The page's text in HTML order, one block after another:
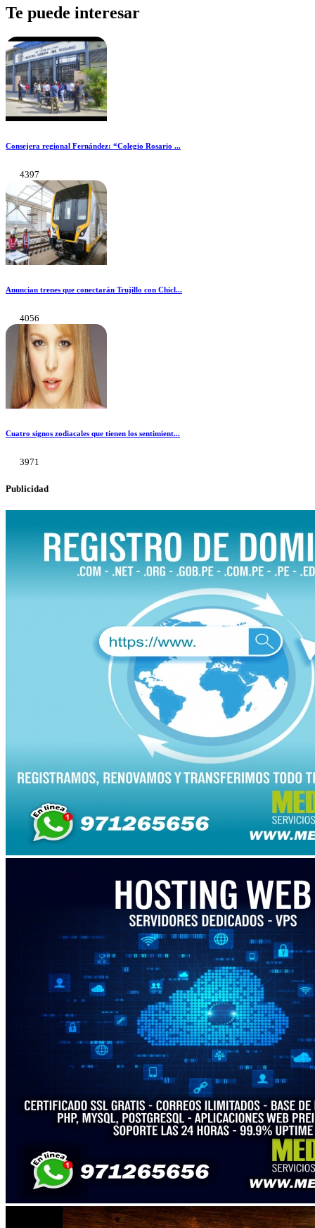
Te puede interesar
Consejera regional Fernández: “Colegio Rosario ...
4397
Anuncian trenes que conectarán Trujillo con Chicl...
4056
Cuatro signos zodiacales que tienen los sentimient...
3971
Publicidad